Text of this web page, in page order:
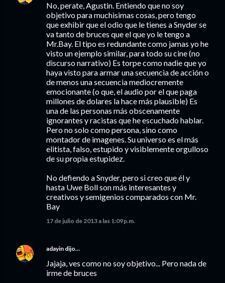
No, perate, Agustin. Entiendo que no soy
objetivo para muchisimas cosas, pero tengo
que exhibir que el odio que le tienes a Snyder se
va tanto de bruces que el que yo le tengo a
Mr.Bay. El tipo es redundante como jamas yo he
visto un ejemplo similar, para todo su cine (no
discurso narrativo) Es torpe como nadie que yo
haya visto para armar una secuencia de acción o
de menos una secuencia mediocremente
emocionante (o que, el audio por el que paga
millones de dolares la hace más plausible) Es
una de las personas más obscenamente
ignorantes y racistas que he escuchado hablar.
Pero no solo como persona, sino como
montador de imagenes. Su universo es el más
elitista, falso, estupido y visiblemente orgulloso
de su propia estupidez.
No defiendo a Snyder, pero si creo que él y
hasta Uwe Boll son más interesantes y
creativos y semigenios comparados con Mr.
Bay
17 de julio de 2013 a las 1:09 p.m.
adayin dijo…
Jajaja, ves como no soy objetivo... Pero nada de
irme de bruces